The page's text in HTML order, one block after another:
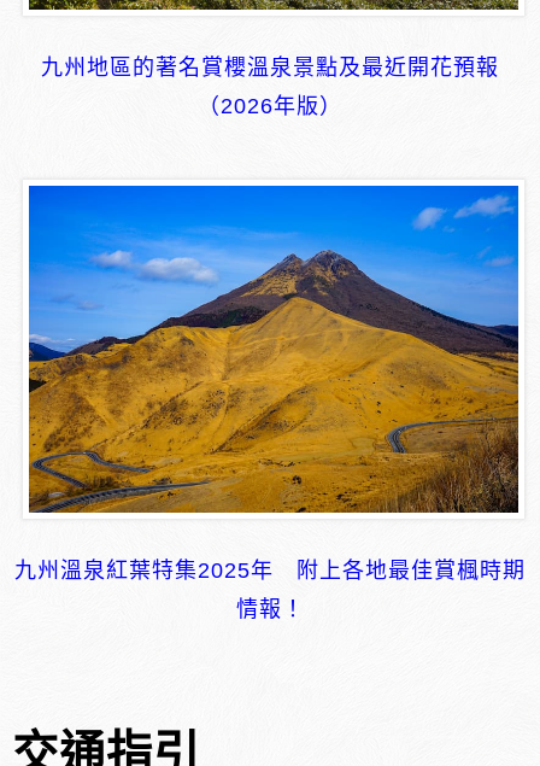
九州地區的著名賞櫻溫泉景點及最近開花預報
（2026年版）
九州溫泉紅葉特集2025年 附上各地最佳賞楓時期
情報！
交通指引